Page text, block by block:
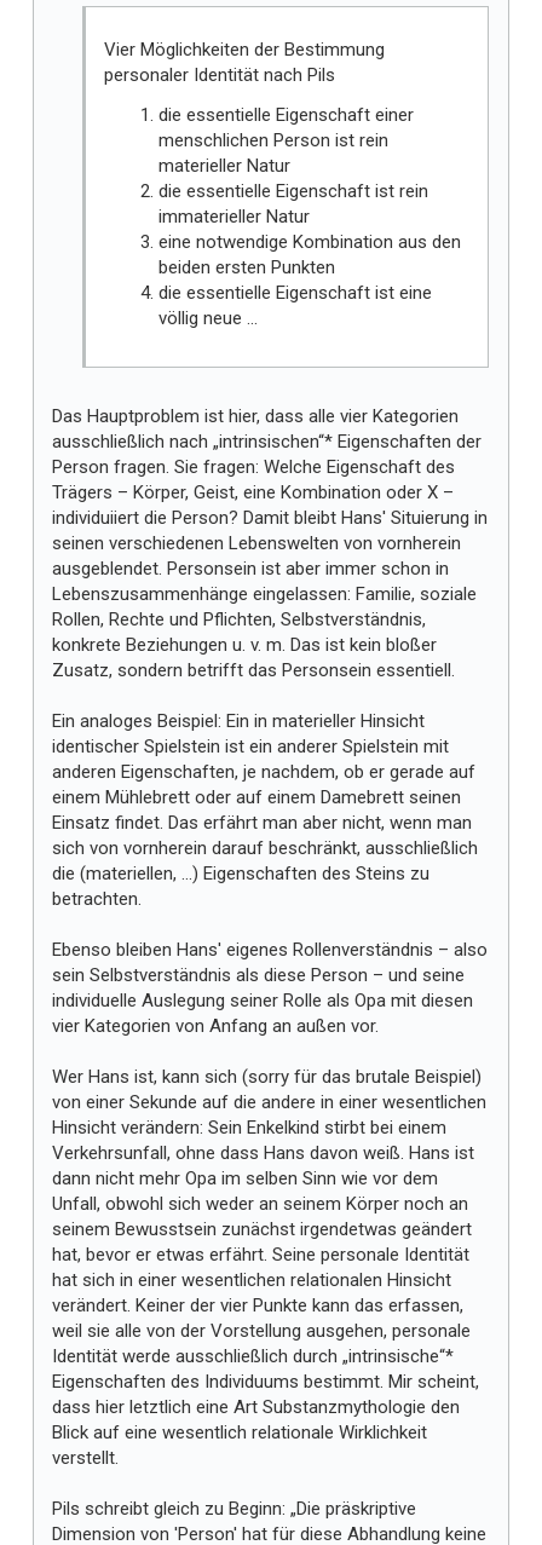
m
r
Vier Möglichkeiten der Bestimmung
personaler Identität nach Pils
die essentielle Eigenschaft einer
menschlichen Person ist rein
materieller Natur
die essentielle Eigenschaft ist rein
immaterieller Natur
eine notwendige Kombination aus den
beiden ersten Punkten
die essentielle Eigenschaft ist eine
völlig neue ...
Das Hauptproblem ist hier, dass alle vier Kategorien
ausschließlich nach „intrinsischen“* Eigenschaften der
Person fragen. Sie fragen: Welche Eigenschaft des
Trägers – Körper, Geist, eine Kombination oder X –
individuiiert die Person? Damit bleibt Hans' Situierung in
seinen verschiedenen Lebenswelten von vornherein
ausgeblendet. Personsein ist aber immer schon in
Lebenszusammenhänge eingelassen: Familie, soziale
Rollen, Rechte und Pflichten, Selbstverständnis,
konkrete Beziehungen u. v. m. Das ist kein bloßer
Zusatz, sondern betrifft das Personsein essentiell.
Ein analoges Beispiel: Ein in materieller Hinsicht
identischer Spielstein ist ein anderer Spielstein mit
anderen Eigenschaften, je nachdem, ob er gerade auf
einem Mühlebrett oder auf einem Damebrett seinen
Einsatz findet. Das erfährt man aber nicht, wenn man
sich von vornherein darauf beschränkt, ausschließlich
die (materiellen, ...) Eigenschaften des Steins zu
betrachten.
Ebenso bleiben Hans' eigenes Rollenverständnis – also
sein Selbstverständnis als diese Person – und seine
individuelle Auslegung seiner Rolle als Opa mit diesen
vier Kategorien von Anfang an außen vor.
Wer Hans ist, kann sich (sorry für das brutale Beispiel)
von einer Sekunde auf die andere in einer wesentlichen
Hinsicht verändern: Sein Enkelkind stirbt bei einem
Verkehrsunfall, ohne dass Hans davon weiß. Hans ist
dann nicht mehr Opa im selben Sinn wie vor dem
Unfall, obwohl sich weder an seinem Körper noch an
seinem Bewusstsein zunächst irgendetwas geändert
hat, bevor er etwas erfährt. Seine personale Identität
hat sich in einer wesentlichen relationalen Hinsicht
verändert. Keiner der vier Punkte kann das erfassen,
weil sie alle von der Vorstellung ausgehen, personale
Identität werde ausschließlich durch „intrinsische“*
Eigenschaften des Individuums bestimmt. Mir scheint,
dass hier letztlich eine Art Substanzmythologie den
Blick auf eine wesentlich relationale Wirklichkeit
verstellt.
Pils schreibt gleich zu Beginn: „Die präskriptive
Dimension von 'Person' hat für diese Abhandlung keine